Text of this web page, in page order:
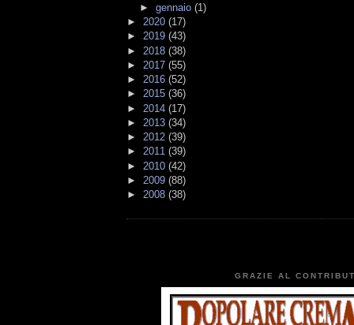
► gennaio (1)
► 2020 (17)
► 2019 (43)
► 2018 (38)
► 2017 (55)
► 2016 (52)
► 2015 (36)
► 2014 (17)
► 2013 (34)
► 2012 (39)
► 2011 (39)
► 2010 (42)
► 2009 (88)
► 2008 (38)
GRAZIE AL